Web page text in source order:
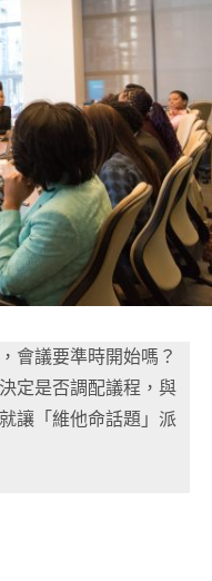
會議要準時開始嗎？
定是否調配議程，與
讓「維他命話題」派